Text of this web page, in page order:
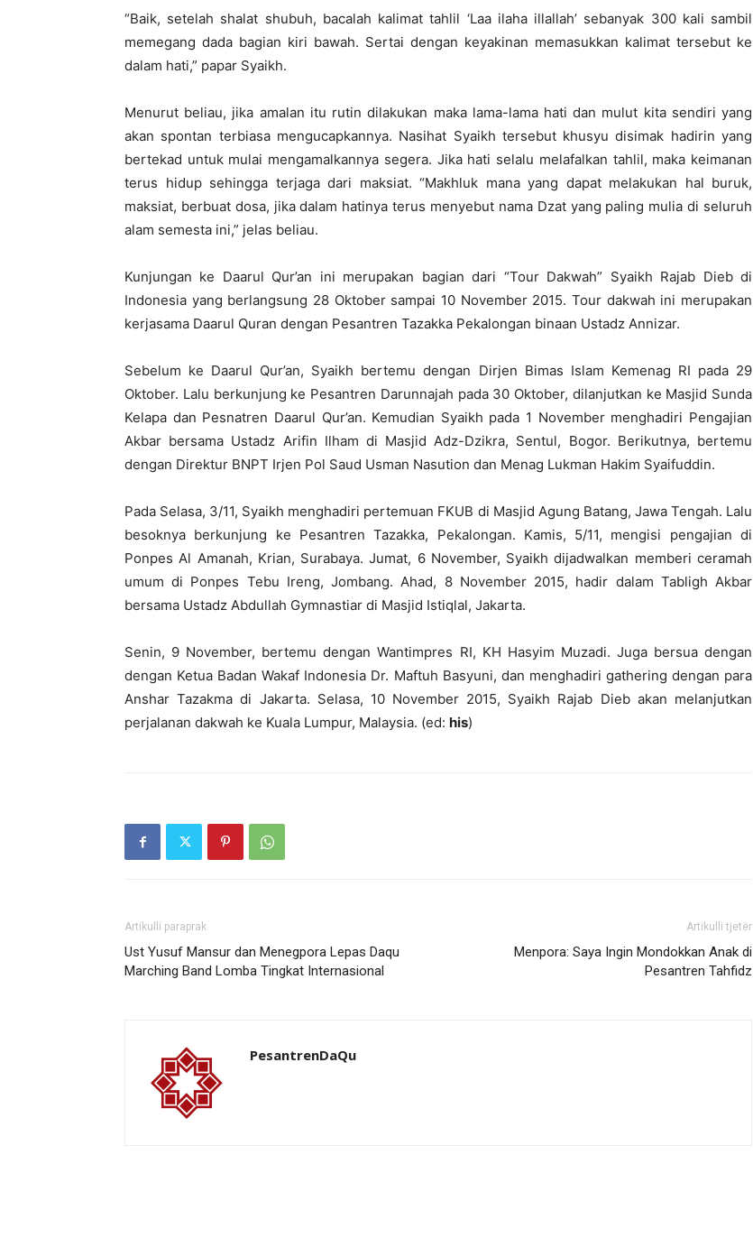
“Baik, setelah shalat shubuh, bacalah kalimat tahlil ‘Laa ilaha illallah’ sebanyak 300 kali sambil
memegang dada bagian kiri bawah. Sertai dengan keyakinan memasukkan kalimat tersebut ke
dalam hati,” papar Syaikh.
Menurut beliau, jika amalan itu rutin dilakukan maka lama-lama hati dan mulut kita sendiri yang
akan spontan terbiasa mengucapkannya. Nasihat Syaikh tersebut khusyu disimak hadirin yang
bertekad untuk mulai mengamalkannya segera. Jika hati selalu melafalkan tahlil, maka keimanan
terus hidup sehingga terjaga dari maksiat. “Makhluk mana yang dapat melakukan hal buruk,
maksiat, berbuat dosa, jika dalam hatinya terus menyebut nama Dzat yang paling mulia di seluruh
alam semesta ini,” jelas beliau.
Kunjungan ke Daarul Qur’an ini merupakan bagian dari “Tour Dakwah” Syaikh Rajab Dieb di
Indonesia yang berlangsung 28 Oktober sampai 10 November 2015. Tour dakwah ini merupakan
kerjasama Daarul Quran dengan Pesantren Tazakka Pekalongan binaan Ustadz Annizar.
Sebelum ke Daarul Qur’an, Syaikh bertemu dengan Dirjen Bimas Islam Kemenag RI pada 29
Oktober. Lalu berkunjung ke Pesantren Darunnajah pada 30 Oktober, dilanjutkan ke Masjid Sunda
Kelapa dan Pesnatren Daarul Qur’an. Kemudian Syaikh pada 1 November menghadiri Pengajian
Akbar bersama Ustadz Arifin Ilham di Masjid Adz-Dzikra, Sentul, Bogor. Berikutnya, bertemu
dengan Direktur BNPT Irjen Pol Saud Usman Nasution dan Menag Lukman Hakim Syaifuddin.
Pada Selasa, 3/11, Syaikh menghadiri pertemuan FKUB di Masjid Agung Batang, Jawa Tengah. Lalu
besoknya berkunjung ke Pesantren Tazakka, Pekalongan. Kamis, 5/11, mengisi pengajian di
Ponpes Al Amanah, Krian, Surabaya. Jumat, 6 November, Syaikh dijadwalkan memberi ceramah
umum di Ponpes Tebu Ireng, Jombang. Ahad, 8 November 2015, hadir dalam Tabligh Akbar
bersama Ustadz Abdullah Gymnastiar di Masjid Istiqlal, Jakarta.
Senin, 9 November, bertemu dengan Wantimpres RI, KH Hasyim Muzadi. Juga bersua dengan
dengan Ketua Badan Wakaf Indonesia Dr. Maftuh Basyuni, dan menghadiri gathering dengan para
Anshar Tazakma di Jakarta. Selasa, 10 November 2015, Syaikh Rajab Dieb akan melanjutkan
perjalanan dakwah ke Kuala Lumpur, Malaysia. (ed: his)
Artikulli paraprak
Ust Yusuf Mansur dan Menegpora Lepas Daqu
Marching Band Lomba Tingkat Internasional
Artikulli tjetër
Menpora: Saya Ingin Mondokkan Anak di
Pesantren Tahfidz
PesantrenDaQu